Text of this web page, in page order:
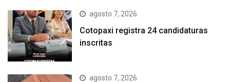
agosto 7, 2026
Cotopaxi registra 24 candidaturas
inscritas
agosto 7, 2026